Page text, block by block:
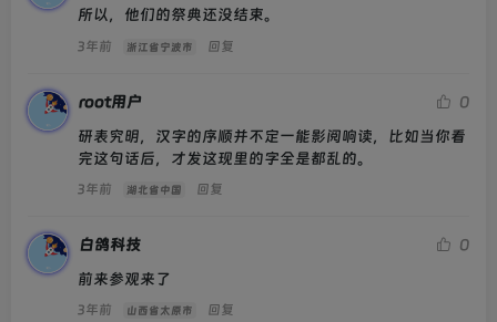
所以，他们的祭典还没结束。
3年前 浙江省宁波市 回复
root用户
0
研表究明，汉字的序顺并不定一能影阅响读，比如当你看
完这句话后，才发这现里的字全是都乱的。
3年前 湖北省中国 回复
白鸽科技
0
前来参观来了
3年前 山西省太原市 回复